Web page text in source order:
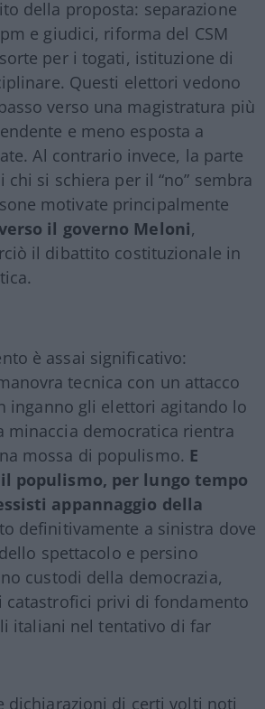
della proposta: separazione
e giudici, riforma del CSM
per i togati, istituzione di
Questi elettori vedono
verso una magistratura più
e meno esposta a
Al contrario invece, la parte
si schiera per il “no” sembra
motivate principalmente
il governo Meloni,
il dibattito costituzionale in
è assai significativo:
tecnica con un attacco
inganno gli elettori agitando lo
minaccia democratica rientra
mossa di populismo. E
populismo, per lungo tempo
appannaggio della
definitivamente a sinistra dove
spettacolo e persino
custodi della democrazia,
catastrofici privi di fondamento
italiani nel tentativo di far
dichiarazioni di certi volti noti